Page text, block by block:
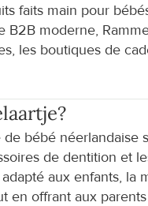
faits main pour
moderne,
les boutiques de
?
bébé
de dentition et
aux enfants, la
en offrant aux